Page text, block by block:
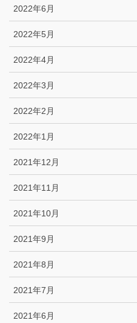
2022年6月
2022年5月
2022年4月
2022年3月
2022年2月
2022年1月
2021年12月
2021年11月
2021年10月
2021年9月
2021年8月
2021年7月
2021年6月